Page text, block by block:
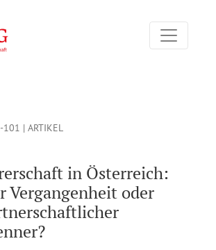
101 | ARTIKEL
in Österreich:
Vergangenheit oder